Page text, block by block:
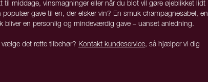
til middage, vinsmagninger eller når du blot vil gøre øjeblikket lidt
gave til en, der elsker vin? En smuk champagnesabel, en
bliver en personlig og mindeværdig gave – uanset anledning.
det rette tilbehør? Kontakt kundeservice, så hjælper vi dig